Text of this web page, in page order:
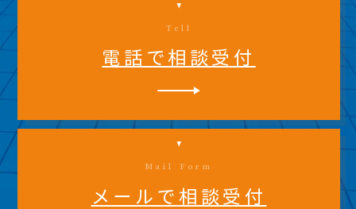
Tell
電話で相談受付
Mail Form
メールで相談受付